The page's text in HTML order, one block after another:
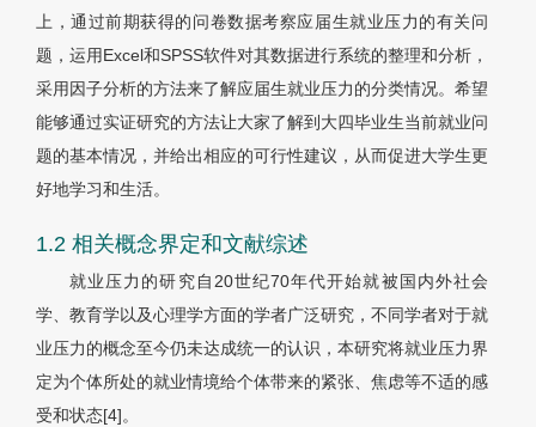
上，通过前期获得的问卷数据考察应届生就业压力的有关问
题，运用Excel和SPSS软件对其数据进行系统的整理和分析，
采用因子分析的方法来了解应届生就业压力的分类情况。希望
能够通过实证研究的方法让大家了解到大四毕业生当前就业问
题的基本情况，并给出相应的可行性建议，从而促进大学生更
好地学习和生活。
1.2 相关概念界定和文献综述
就业压力的研究自20世纪70年代开始就被国内外社会
学、教育学以及心理学方面的学者广泛研究，不同学者对于就
业压力的概念至今仍未达成统一的认识，本研究将就业压力界
定为个体所处的就业情境给个体带来的紧张、焦虑等不适的感
受和状态[4]。